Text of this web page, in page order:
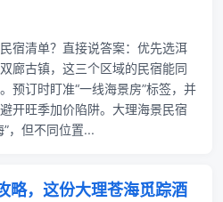
宿清单？直接说答案：优先选洱
廊古镇，这三个区域的民宿能同
预订时盯准“一线海景房”标签，并
开旺季加价陷阱。大理海景民宿
，但不同位置...
略，这份大理苍海觅踪酒